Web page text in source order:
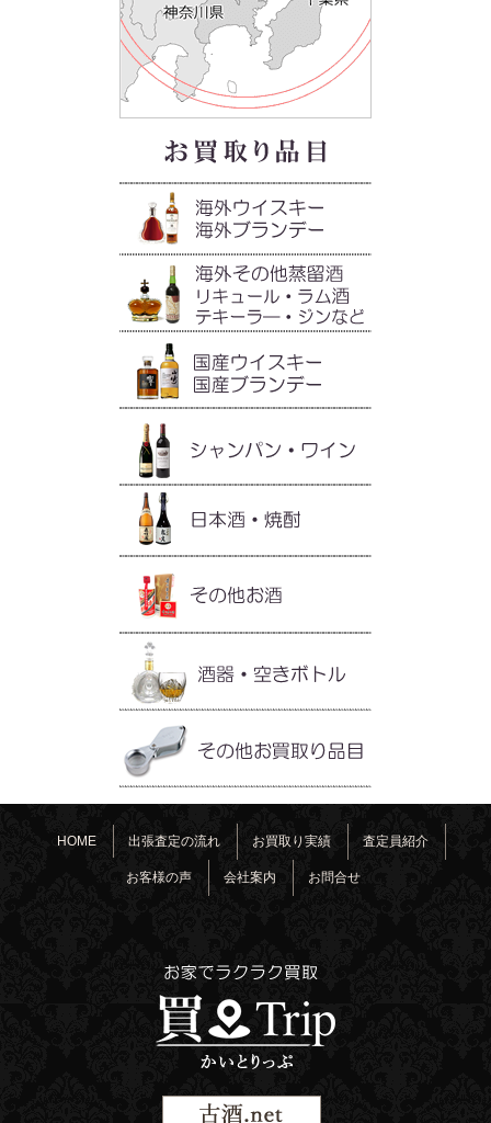
HOME 出張査定の流れ お買取り実績 査定員紹介
お客様の声 会社案内 お問合せ